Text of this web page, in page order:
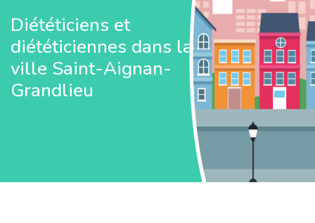
Diététiciens et
diététiciennes dans la
ville Saint-Aignan-
Grandlieu